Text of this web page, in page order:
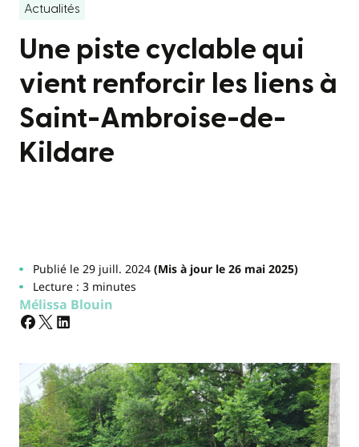
Actualités
Une piste cyclable qui
vient renforcir les liens à
Saint-Ambroise-de-
Kildare
Publié le 29 juill. 2024(Mis à jour le 26 mai 2025)
Lecture : 3 minutes
Mélissa Blouin